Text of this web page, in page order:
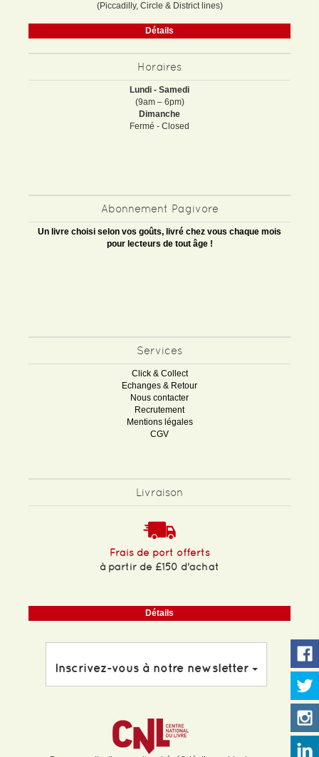
(Piccadilly, Circle & District lines)
Détails
Horaires
Lundi - Samedi
(9am – 6pm)
Dimanche
Fermé - Closed
Abonnement Pagivore
Un livre choisi selon vos goûts, livré chez vous chaque mois
pour lecteurs de tout âge !
Services
Click & Collect
Echanges & Retour
Nous contacter
Recrutement
Mentions légales
CGV
Livraison
Frais de port offerts
à partir de £150 d'achat
Détails
Inscrivez-vous à notre newsletter